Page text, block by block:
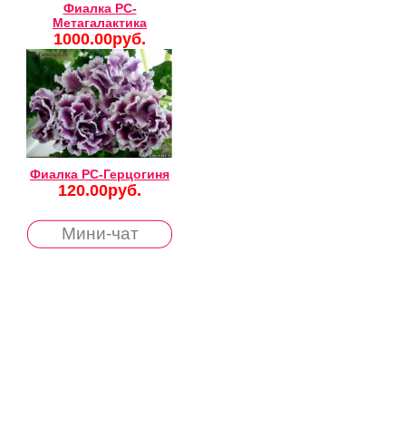
Фиалка РС-
Метагалактика
1000.00руб.
Фиалка РС-Герцогиня
120.00руб.
Мини-чат